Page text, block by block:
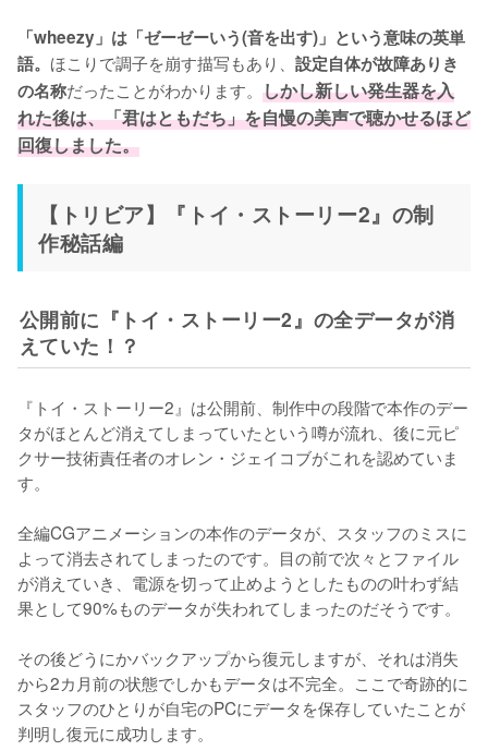
「wheezy」は「ゼーゼーいう(音を出す)」という意味の英単
語。 ほこりで調子を崩す描写もあり、 設定自体が故障ありき
の名称だったことがわかります。 しかし新しい発生器を入
れた後は、「君はともだち」を自慢の美声で聴かせるほど
回復しました。
【トリビア】『トイ・ストーリー2』の制
作秘話編
公開前に『トイ・ストーリー2』の全データが消
えていた！？
『トイ・ストーリー2』は公開前、制作中の段階で本作のデー
タがほとんど消えてしまっていたという噂が流れ、後に元ピ
クサー技術責任者のオレン・ジェイコブがこれを認めていま
す。
全編CGアニメーションの本作のデータが、スタッフのミスに
よって消去されてしまったのです。目の前で次々とファイル
が消えていき、電源を切って止めようとしたものの叶わず結
果として90%ものデータが失われてしまったのだそうです。
その後どうにかバックアップから復元しますが、それは消失
から2カ月前の状態でしかもデータは不完全。ここで奇跡的に
スタッフのひとりが自宅のPCにデータを保存していたことが
判明し復元に成功します。